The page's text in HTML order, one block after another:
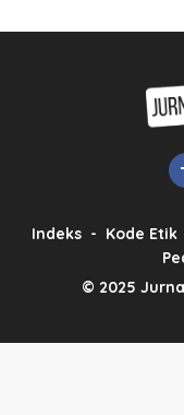
Indeks Kode Etik
© 2025